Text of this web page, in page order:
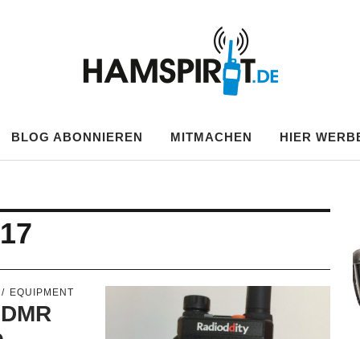
BLOG ABONNIEREN MITMACHEN HIER
EQUIPMENT